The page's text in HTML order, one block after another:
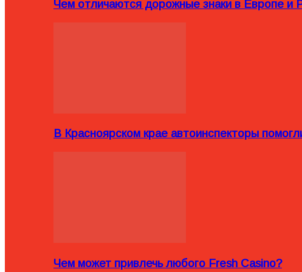
Чем отличаются дорожные знаки в Европе и
В Красноярском крае автоинспекторы
Чем может привлечь любого Fresh Casino?